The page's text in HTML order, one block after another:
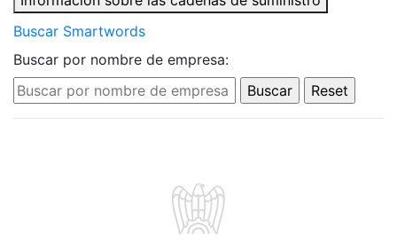
Buscar Smartwords
Buscar por nombre de empresa: